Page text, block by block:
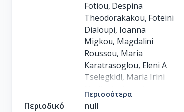
Fotiou, Despina
Theodorakakou, Foteini
Dialoupi, Ioanna
Migkou, Magdalini
Roussou, Maria
Karatrasoglou, Eleni A
Tselegkidi, Maria Irini
Ntalianis, Argyrios
Kanellias, Nikolaos
Περισσότερα
Περιοδικό
null